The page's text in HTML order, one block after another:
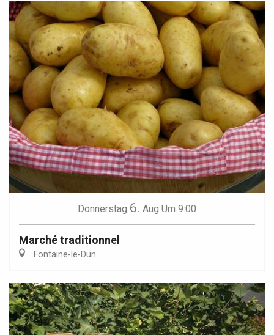
Donnerstag 6. Aug Um 9:00
Marché traditionnel
Fontaine-le-Dun